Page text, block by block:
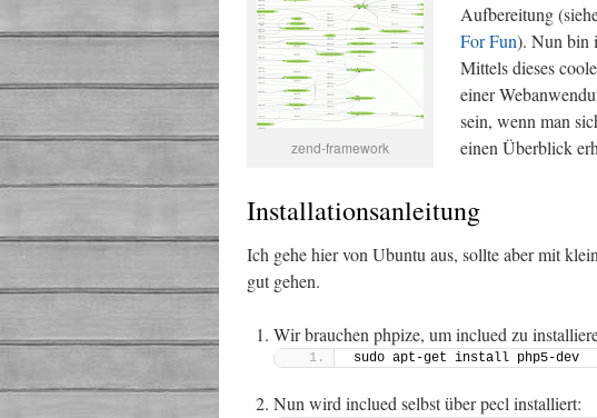
zend-framework
Aufbereitung
For Fun). Nun bin
Mittels dieses
einer
sein, wenn man
einen Überblick
Installationsanleitung
Ich gehe hier von Ubuntu aus, sollte aber mit
gut gehen.
Wir brauchen phpize, um inclued zu
sudo apt-get install php5-dev
Nun wird inclued selbst über pecl installiert: